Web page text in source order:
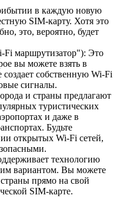
в каждую новую
SIM-карту. Хотя это
это, вероятно, будет
маршрутизатор"): Это
вы можете взять в
собственную Wi-Fi
сигналы.
и страны предлагают
туристических
и даже в
Будьте
открытых Wi-Fi сетей,
технологию
вариантом. Вы можете
прямо на свой
SIM-карте.